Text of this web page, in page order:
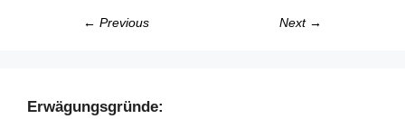
← Previous Next →
Erwägungsgründe: